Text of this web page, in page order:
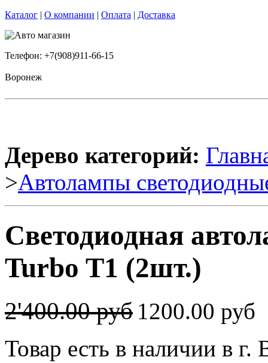
Каталог | О компании | Оплата | Доставка
Телефон: +7(908)911-66-15
Воронеж
Дерево категорий:
>Автолампы
Светодиодная
Turbo T1 (2шт.)
2'400.00 руб 1200.00 руб
Товар есть в наличии в г.